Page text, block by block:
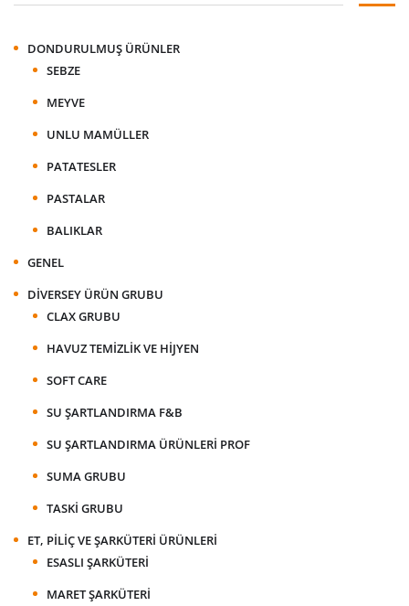
DONDURULMUŞ ÜRÜNLER
SEBZE
MEYVE
UNLU MAMÜLLER
PATATESLER
PASTALAR
BALIKLAR
GENEL
DIVERSEY ÜRÜN GRUBU
CLAX GRUBU
HAVUZ TEMIZLIK VE HIJYEN
SOFT CARE
SU ŞARTLANDIRMA F&B
SU ŞARTLANDIRMA ÜRÜNLERI PROF
SUMA GRUBU
TASKI GRUBU
ET, PILIÇ VE ŞARKÜTERI ÜRÜNLERI
ESASLI ŞARKÜTERI
MARET ŞARKÜTERI